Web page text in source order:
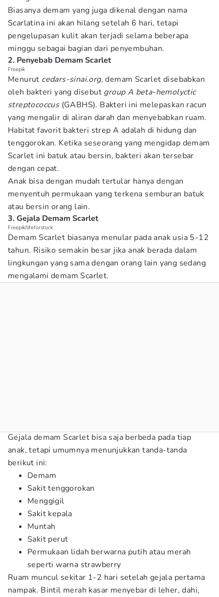
Biasanya demam yang juga dikenal dengan nama
Scarlatina ini akan hilang setelah 6 hari, tetapi
pengelupasan kulit akan terjadi selama beberapa
minggu sebagai bagian dari penyembuhan.
2. Penyebab Demam Scarlet
Freepik
Menurut cedars-sinai.org, demam Scarlet disebabkan
oleh bakteri yang disebut group A beta-hemolyctic
streptococcus(GABHS). Bakteri ini melepaskan racun
yang mengalir di aliran darah dan menyebabkan ruam.
Habitat favorit bakteri strep A adalah di hidung dan
tenggorokan. Ketika seseorang yang mengidap demam
Scarlet ini batuk atau bersin, bakteri akan tersebar
dengan cepat.
Anak bisa dengan mudah tertular hanya dengan
menyentuh permukaan yang terkena semburan batuk
atau bersin orang lain.
3. Gejala Demam Scarlet
Freepik/lifeforstock
Demam Scarlet biasanya menular pada anak usia 5-12
tahun. Risiko semakin besar jika anak berada dalam
lingkungan yang sama dengan orang lain yang sedang
mengalami demam Scarlet.
Gejala demam Scarlet bisa saja berbeda pada tiap
anak, tetapi umumnya menunjukkan tanda-tanda
berikut ini:
Demam
Sakit tenggorokan
Menggigil
Sakit kepala
Muntah
Sakit perut
Permukaan lidah berwarna putih atau merah
seperti warna strawberry
Ruam muncul sekitar 1-2 hari setelah gejala pertama
nampak. Bintil merah kasar menyebar di leher, dahi,